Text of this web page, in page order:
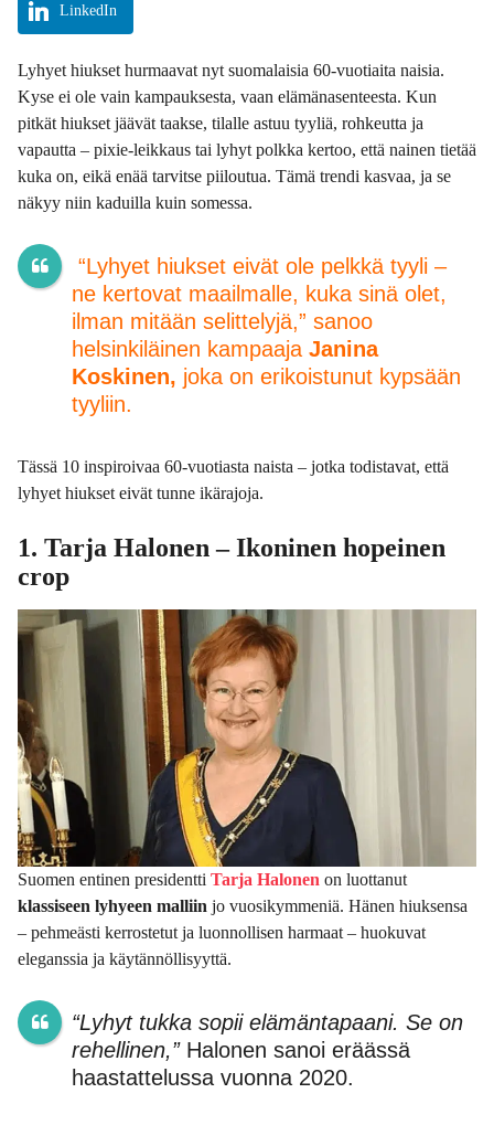
LinkedIn
Lyhyet hiukset hurmaavat nyt suomalaisia 60-vuotiaita naisia.
Kyse ei ole vain kampauksesta, vaan elämänasenteesta. Kun
pitkät hiukset jäävät taakse, tilalle astuu tyyliä, rohkeutta ja
vapautta – pixie-leikkaus tai lyhyt polkka kertoo, että nainen tietää
kuka on, eikä enää tarvitse piiloutua. Tämä trendi kasvaa, ja se
näkyy niin kaduilla kuin somessa.
“Lyhyet hiukset eivät ole pelkkä tyyli –
ne kertovat maailmalle, kuka sinä olet,
ilman mitään selittelyjä,” sanoo
helsinkiläinen kampaaja Janina
Koskinen, joka on erikoistunut kypsään
tyyliin.
Tässä 10 inspiroivaa 60-vuotiasta naista – jotka todistavat, että
lyhyet hiukset eivät tunne ikärajoja.
1. Tarja Halonen – Ikoninen hopeinen
crop
Suomen entinen presidentti Tarja Halonen on luottanut
klassiseen lyhyeen malliin jo vuosikymmeniä. Hänen hiuksensa
– pehmeästi kerrostetut ja luonnollisen harmaat – huokuvat
eleganssia ja käytännöllisyyttä.
“Lyhyt tukka sopii elämäntapaani. Se on
rehellinen,”Halonen sanoi eräässä
haastattelussa vuonna 2020.